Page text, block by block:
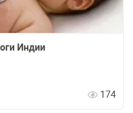
Индии
174